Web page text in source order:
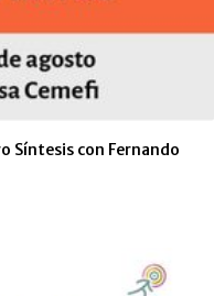
Síntesis con Fernando